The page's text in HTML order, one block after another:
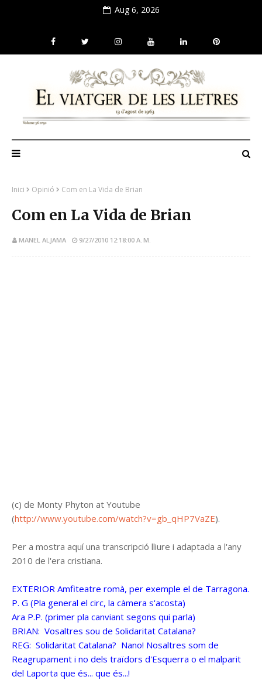
Aug 6, 2026
Inici Opinió Com en La Vida de Brian
Com en La Vida de Brian
MANEL ALJAMA 9/27/2010 12:18:00 A. M.
(c) de Monty Phyton at Youtube
(http://www.youtube.com/watch?v=gb_qHP7VaZE).
Per a mostra aquí una transcripció lliure i adaptada a l'any
2010 de l'era cristiana.
EXTERIOR Amfiteatre romà, per exemple el de Tarragona.
P. G (Pla general el circ, la càmera s'acosta)
Ara P.P. (primer pla canviant segons qui parla)
BRIAN: Vosaltres sou de Solidaritat Catalana?
REG: Solidaritat Catalana? Nano! Nosaltres som de
Reagrupament i no dels traïdors d'Esquerra o el malparit
del Laporta que és... que és...!